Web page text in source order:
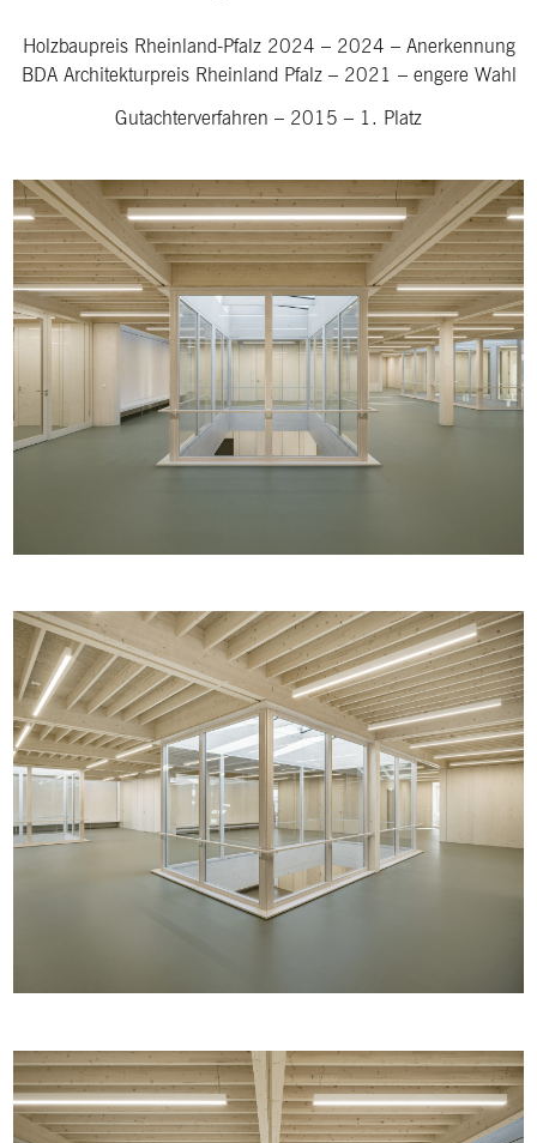
Holzbaupreis Rheinland-Pfalz 2024 – 2024 – Anerkennung
BDA Architekturpreis Rheinland Pfalz– 2021 – engere Wahl
Gutachterverfahren – 2015 – 1. Platz